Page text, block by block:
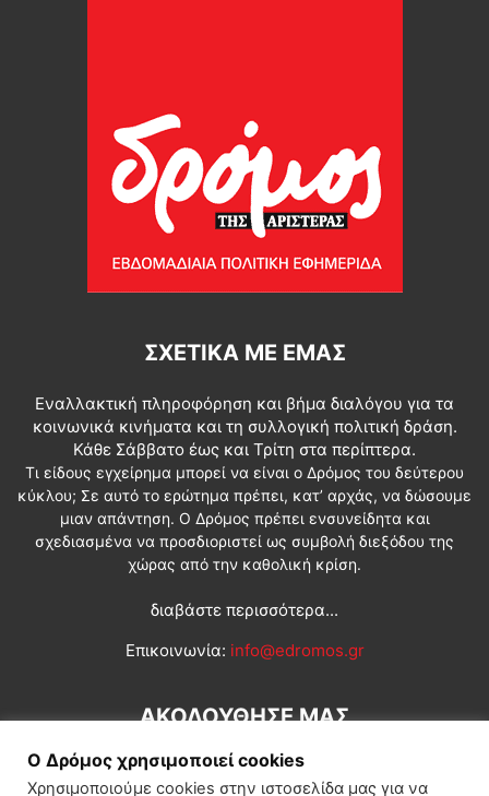
ΣΧΕΤΙΚΆ ΜΕ ΕΜΆΣ
Εναλλακτική πληροφόρηση και βήμα διαλόγου για τα
κοινωνικά κινήματα και τη συλλογική πολιτική δράση.
Κάθε Σάββατο έως και Τρίτη στα περίπτερα.
Τι είδους εγχείρημα μπορεί να είναι ο Δρόμος του δεύτερου
κύκλου; Σε αυτό το ερώτημα πρέπει, κατ’ αρχάς, να δώσουμε
μιαν απάντηση. Ο Δρόμος πρέπει ενσυνείδητα και
σχεδιασμένα να προσδιοριστεί ως συμβολή διεξόδου της
χώρας από την καθολική κρίση.
διαβάστε περισσότερα...
Επικοινωνία: info@edromos.gr
ΑΚΟΛΟΥΘΗΣΕ ΜΑΣ
Ο Δρόμος χρησιμοποιεί cookies
Χρησιμοποιούμε cookies στην ιστοσελίδα μας για να